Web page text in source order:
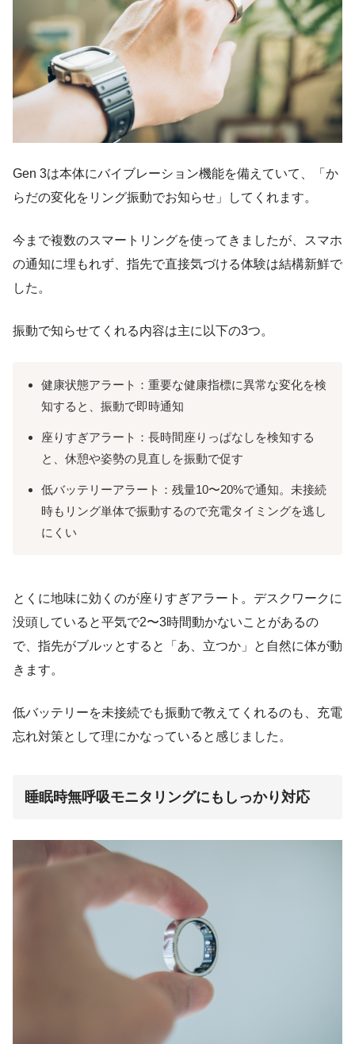
Gen 3は本体にバイブレーション機能を備えていて、「か
らだの変化をリング振動でお知らせ」してくれます。
今まで複数のスマートリングを使ってきましたが、スマホ
の通知に埋もれず、指先で直接気づける体験は結構新鮮で
した。
振動で知らせてくれる内容は主に以下の3つ。
健康状態アラート：重要な健康指標に異常な変化を検
知すると、振動で即時通知
座りすぎアラート：長時間座りっぱなしを検知する
と、休憩や姿勢の見直しを振動で促す
低バッテリーアラート：残量10〜20%で通知。未接続
時もリング単体で振動するので充電タイミングを逃し
にくい
とくに地味に効くのが座りすぎアラート。デスクワークに
没頭していると平気で2〜3時間動かないことがあるの
で、指先がブルッとすると「あ、立つか」と自然に体が動
きます。
低バッテリーを未接続でも振動で教えてくれるのも、充電
忘れ対策として理にかなっていると感じました。
睡眠時無呼吸モニタリングにもしっかり対応